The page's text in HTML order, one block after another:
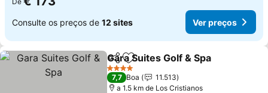
Consulte os preços de 12 sites Ver preços
PartilharAdicionar aos favoritos
Gara Suites Golf & Spa
4 Estrelas
7,7 Boa
11.513
a 1.5 km de Los Cristianos